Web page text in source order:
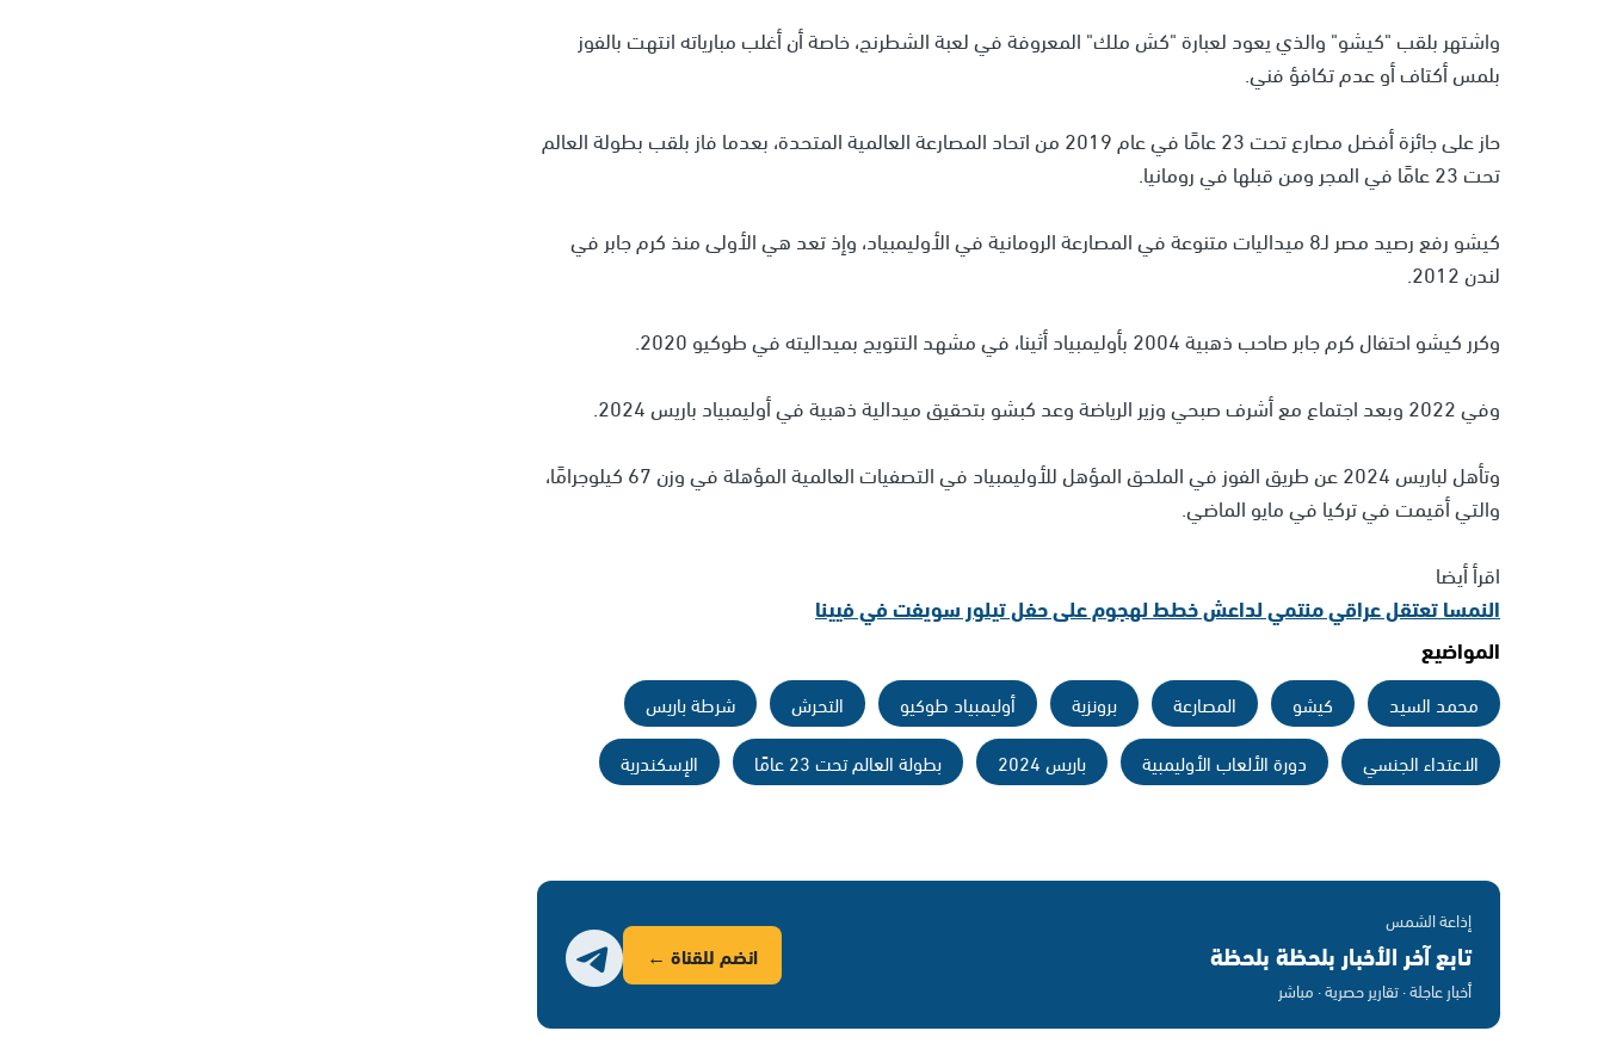
واشتهر بلقب "كيشو" والذي يعود لعبارة "كش ملك" المعروفة في لعبة الشطرنج، خاصة أن أغلب مبارياته انتهت بالفوز
بلمس أكتاف أو عدم تكافؤ فني.
حاز على جائزة أفضل مصارع تحت 23 عامًا في عام 2019 من اتحاد المصارعة العالمية المتحدة، بعدما فاز بلقب بطولة العالم
تحت 23 عامًا في المجر ومن قبلها في رومانيا.
كيشو رفع رصيد مصر لـ8 ميداليات متنوعة في المصارعة الرومانية في الأوليمبياد، وإذ تعد هي الأولى منذ كرم جابر في
لندن 2012.
وكرر كيشو احتفال كرم جابر صاحب ذهبية 2004 بأوليمبياد أثينا، في مشهد التتويج بميداليته في طوكيو 2020.
وفي 2022 وبعد اجتماع مع أشرف صبحي وزير الرياضة وعد كبشو بتحقيق ميدالية ذهبية في أوليمبياد باريس 2024.
وتأهل لباريس 2024 عن طريق الفوز في الملحق المؤهل للأوليمبياد في التصفيات العالمية المؤهلة في وزن 67 كيلوجرامًا،
والتي أقيمت في تركيا في مايو الماضي.
اقرأ أيضا
النمسا تعتقل عراقي منتمي لداعش خطط لهجوم على حفل تيلور سويفت في فيينا
المواضيع
محمد السيد كيشو المصارعة برونزية أوليمبياد طوكيو التحرش
شرطة باريس
الاعتداء الجنسي
دورة الألعاب الأوليمبية باريس 2024 بطولة العالم تحت 23 عامًا الإسكندرية
إذاعة الشمس
تابع آخر الأخبار بلحظة بلحظة
أخبار عاجلة · تقارير حصرية · مباشر
انضم للقناة ←